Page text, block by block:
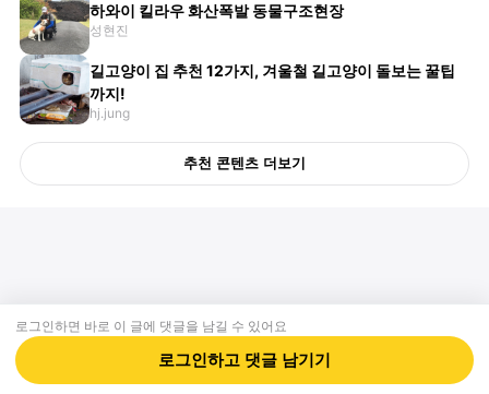
하와이 킬라우 화산폭발 동물구조현장
성현진
길고양이 집 추천 12가지, 겨울철 길고양이 돌보는 꿀팁
까지!
hj.jung
추천 콘텐츠 더보기
로그인하면 바로 이 글에 댓글을 남길 수 있어요
로그인하고 댓글 남기기